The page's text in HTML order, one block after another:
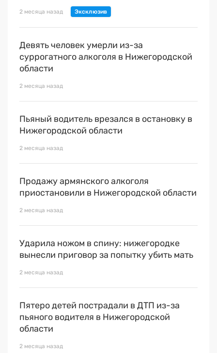
2 месяца назад
Девять человек умерли из-за
суррогатного алкоголя в Нижегородской
области
2 месяца назад
Пьяный водитель врезался в остановку в
Нижегородской области
2 месяца назад
Продажу армянского алкоголя
приостановили в Нижегородской области
2 месяца назад
Ударила ножом в спину: нижегородке
вынесли приговор за попытку убить мать
2 месяца назад
Пятеро детей пострадали в ДТП из-за
пьяного водителя в Нижегородской
области
2 месяца назад